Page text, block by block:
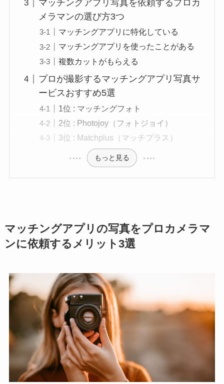
マッチングアプリ写真を依頼するプロカ
メラマンの選び方3つ
マッチングアプリに特化している
マッチングアプリを使ったことがある
複数カットがもらえる
プロが撮影するマッチングアプリ写真サ
ービスおすすめ5選
1位 : マッチングフォト
2位 : Photojoy（フォトジョイ）
3位 : Matchplus（マッチプラス）
もっと見る
マッチングアプリの写真をプロカメラマ
ンに依頼するメリット3選